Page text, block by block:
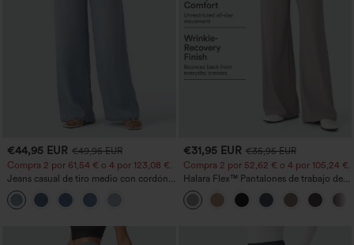
€44,95 EUR €49,95 EUR
Compra 2 por 61,54 € o 4 por 123,08 €.
Jeans casual de tiro medio con cordón y
bolsillos
€31,95 EUR €35,95 EUR
Compra 2 por 52,62 € o 4 por 105,24 €.
Halara Flex™ Pantalones de trabajo de
talle alto, moldeadores del cuerpo, que
estilizan la cintura, con bolsillos, de
pierna ancha en micro‑waffle